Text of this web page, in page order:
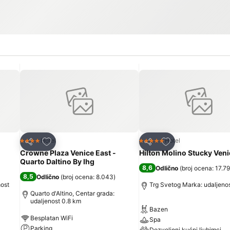
Deli
Dodati u favorite
4 Zvezdice
Hotel
Crowne Plaza Venice East -
Quarto Daltino By Ihg
8,5 Odlično (broj ocena: 8.043)
Quarto d'Altino, Centar grada:
udaljenost 0.8 km
Besplatan WiFi
Parking
Deli
Dodati u favorite
5 ZvezdiceHotel
Hilton Molino Stucky
8,6 Odlično (broj ocena:
Trg Svetog Marka:
Bazen
Spa